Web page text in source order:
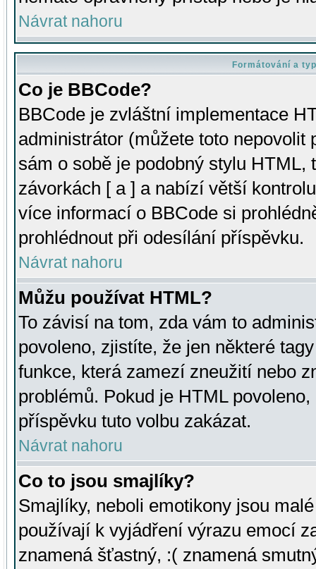
Návrat nahoru
Formátování a
Co je BBCode?
BBCode je zvláštní implementace
administrátor (můžete toto
sám o sobě je podobný stylu HTML,
závorkách [ a ] a nabízí větší
více informací o BBCode si
prohlédnout při odesílání příspěvku.
Návrat nahoru
Můžu používat HTML?
To závisí na tom, zda vám to
povoleno, zjistíte, že jen některé
funkce, která zamezí zneužití nebo
problémů. Pokud je HTML
příspěvku tuto volbu zakázat.
Návrat nahoru
Co to jsou smajlíky?
Smajlíky, neboli emotikony jsou
používají k vyjádření výrazu emocí
znamená šťastný, :( znamená